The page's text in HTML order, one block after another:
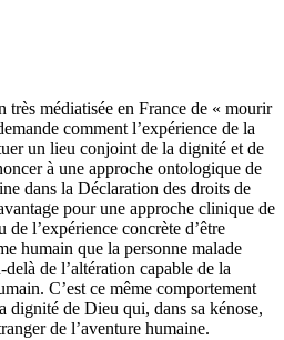
très médiatisée en France de « mourir
comment l’expérience de la
un lieu conjoint de la dignité et de
à une approche ontologique de
dans la Déclaration des droits de
pour une approche clinique de
de l’expérience concrète d’être
humain que la personne malade
de l’altération capable de la
C’est ce même comportement
dignité de Dieu qui, dans sa kénose,
de l’aventure humaine.